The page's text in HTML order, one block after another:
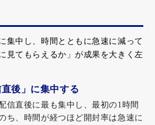
集中し、時間とともに急速に減って
見てもらえるか」が成果を大きく左
後」に集中する
信直後に最も集中し、最初の1時間
ち、時間が経つほど開封率は急速に